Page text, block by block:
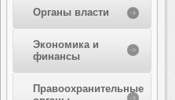
Органы власти
Экономика и
финансы
Правоохранительные